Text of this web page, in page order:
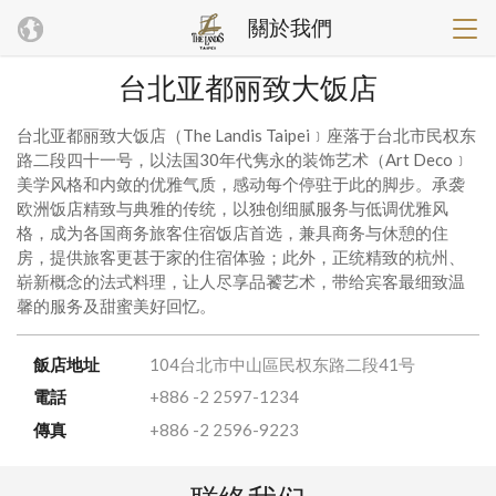
關於我們
台北亚都丽致大饭店
台北亚都丽致大饭店（The Landis Taipei﹞座落于台北市民权东
路二段四十一号，以法国30年代隽永的装饰艺术（Art Deco﹞
美学风格和内敛的优雅气质，感动每个停驻于此的脚步。承袭
欧洲饭店精致与典雅的传统，以独创细腻服务与低调优雅风
格，成为各国商务旅客住宿饭店首选，兼具商务与休憩的住
房，提供旅客更甚于家的住宿体验；此外，正统精致的杭州、
崭新概念的法式料理，让人尽享品饕艺术，带给宾客最细致温
馨的服务及甜蜜美好回忆。
飯店地址
104台北市中山區民权东路二段41号
電話
+886 -2 2597-1234
傳真
+886 -2 2596-9223